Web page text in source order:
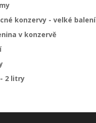
konzervy - velké balení
v konzervě
2 litry